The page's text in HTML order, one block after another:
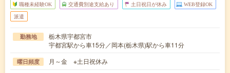
職種未経験OK 交通費別途支給あり 土日祝日が休み WEB登録OK
派遣
勤務地
栃木県宇都宮市
宇都宮駅から車15分／岡本(栃木県)駅から車11分
曜日頻度 月～金 ※土日祝休み